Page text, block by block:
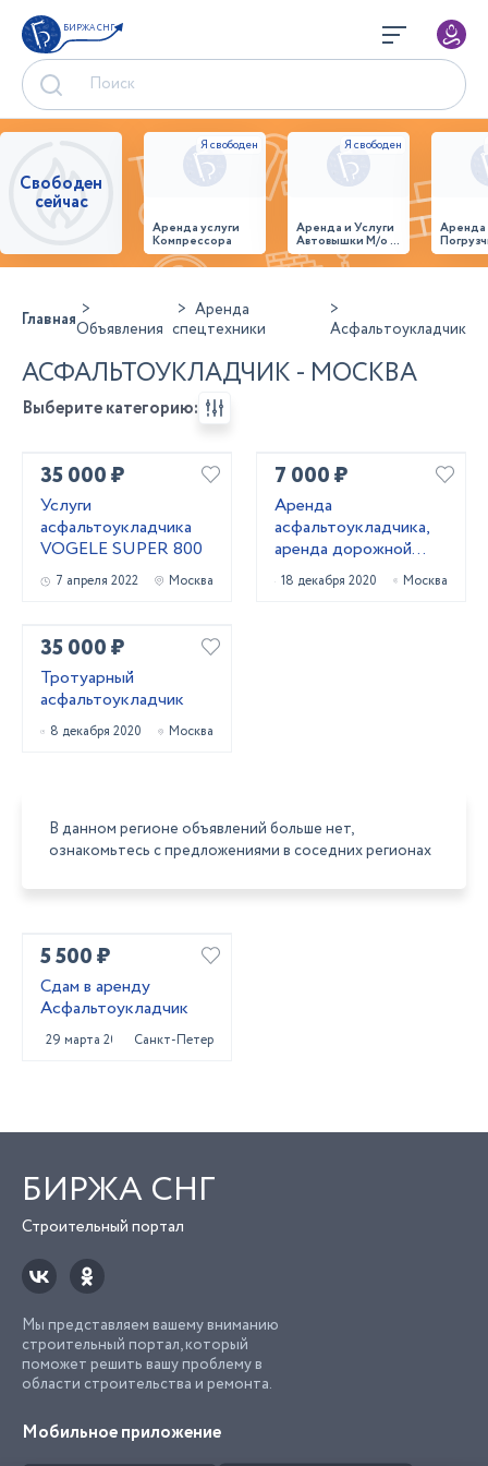
БИРЖА СНГ
Свободен
сейчас
Аренда услуги
Компрессора
Аренда и Услуги
Автовышки М/о г.
Домодедово
26,28,32 место
ГлавнаяОбъявления
Аренда
спецтехники
Асфальтоукладчик
АСФАЛЬТОУКЛАДЧИК - МОСКВА
Выберите категорию:
35 000 ₽
Услуги
асфальтоукладчика
VOGELE SUPER 800
7 апреля 2022 Москва
7 000 ₽
Аренда
асфальтоукладчика,
аренда дорожной
техники
18 декабря 2020 Москва
35 000 ₽
Тротуарный
асфальтоукладчик
8 декабря 2020 Москва
В данном регионе объявлений больше нет,
ознакомьтесь с предложениями в соседних регионах
5 500 ₽
Сдам в аренду
Асфальтоукладчик
29 марта 2023 Санкт-Петербург
БИРЖА СНГ
Строительный портал
Мы представляем вашему вниманию
строительный портал, который
поможет решить вашу проблему в
области строительства и ремонта.
Мобильное приложение